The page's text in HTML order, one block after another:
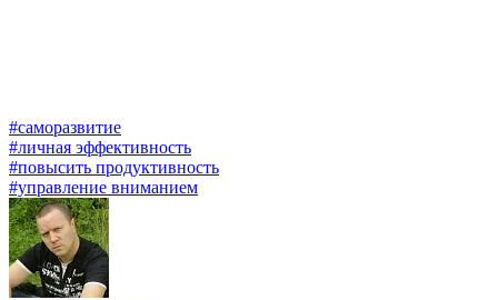
#саморазвитие
#личная эффективность
#повысить продуктивность
#управление вниманием